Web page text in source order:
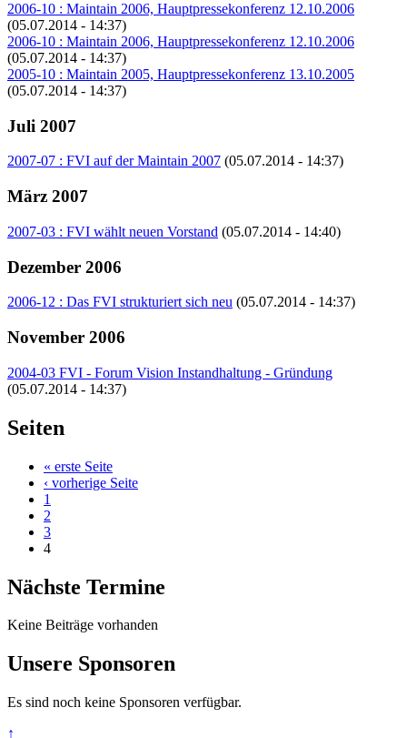
2006-10 : Maintain 2006, Hauptpressekonferenz 12.10.2006
(05.07.2014 - 14:37)
2006-10 : Maintain 2006, Hauptpressekonferenz 12.10.2006
(05.07.2014 - 14:37)
2005-10 : Maintain 2005, Hauptpressekonferenz 13.10.2005
(05.07.2014 - 14:37)
Juli 2007
2007-07 : FVI auf der Maintain 2007 (05.07.2014 - 14:37)
März 2007
2007-03 : FVI wählt neuen Vorstand (05.07.2014 - 14:40)
Dezember 2006
2006-12 : Das FVI strukturiert sich neu (05.07.2014 - 14:37)
November 2006
2004-03 FVI - Forum Vision Instandhaltung - Gründung
(05.07.2014 - 14:37)
Seiten
« erste Seite
‹ vorherige Seite
1
2
3
4
Nächste Termine
Keine Beiträge vorhanden
Unsere Sponsoren
Es sind noch keine Sponsoren verfügbar.
↑